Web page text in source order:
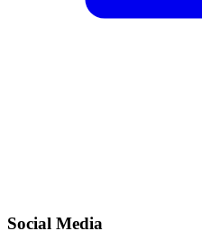
Social Media